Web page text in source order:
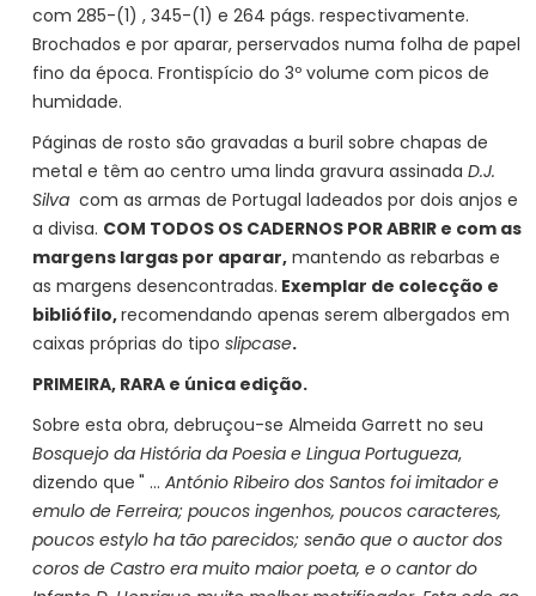
com 285-(1) , 345-(1) e 264 págs. respectivamente.
Brochados e por aparar, perservados numa folha de papel
fino da época. Frontispício do 3º volume com picos de
humidade.
Páginas de rosto são gravadas a buril sobre chapas de
metal e têm ao centro uma linda gravura assinada D.J.
Silva com as armas de Portugal ladeados por dois anjos e
a divisa. COM TODOS OS CADERNOS POR ABRIR e com as
margens largas por aparar, mantendo as rebarbas e
as margens desencontradas. Exemplar de colecção e
bibliófilo,recomendando apenas serem albergados em
caixas próprias do tipo slipcase.
PRIMEIRA, RARA e única edição.
Sobre esta obra, debruçou-se Almeida Garrett no seu
Bosquejo da História da Poesia e Lingua Portugueza,
dizendo que " ... António Ribeiro dos Santos foi imitador e
emulo de Ferreira; poucos ingenhos, poucos caracteres,
poucos estylo ha tão parecidos; senão que o auctor dos
coros de Castro era muito maior poeta, e o cantor do